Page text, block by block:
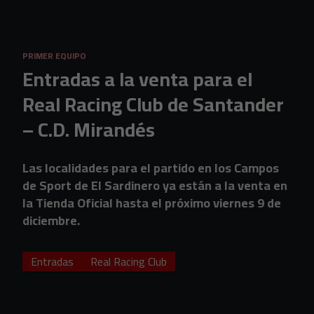
PRIMER EQUIPO
Entradas a la venta para el
Real Racing Club de Santander
– C.D. Mirandés
Las localidades para el partido en los Campos
de Sport de El Sardinero ya están a la venta en
la Tienda Oficial hasta el próximo viernes 9 de
diciembre.
Entradas Real Racing Club